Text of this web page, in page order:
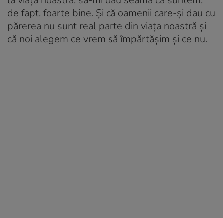
de fapt, foarte bine. Și că oamenii care-și dau cu
părerea nu sunt real parte din viața noastră și
că noi alegem ce vrem să împărtășim și ce nu.